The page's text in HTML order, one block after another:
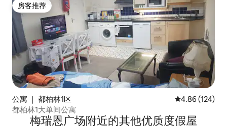
房客推荐
房客推荐
公寓 ｜ 都柏林1区 平均评分 4.86
4.86 (124)
都柏林1大单间公寓
梅瑞恩广场附近的其他优质度假屋